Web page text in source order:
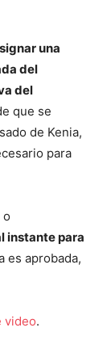
una
del
del
que se
de Kenia,
para
o
instante para
es aprobada,
video.